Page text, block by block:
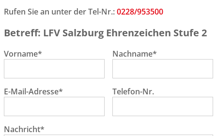
Rufen Sie an unter der Tel-Nr.:0228/953500
Betreff: LFV Salzburg Ehrenzeichen Stufe 2
Vorname* Nachname*
E-Mail-Adresse* Telefon-Nr.
Nachricht*